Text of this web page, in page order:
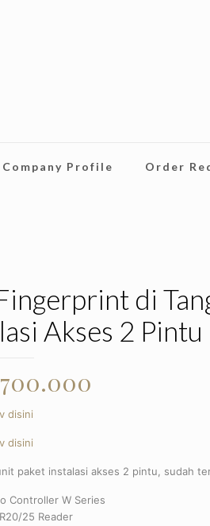
Company Profile Order
di
Akses 2 Pintu
paket instalasi akses 2 pintu, sudah
Controller W Series
25 Reader